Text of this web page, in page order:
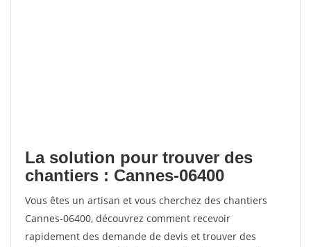
La solution pour trouver des
chantiers : Cannes-06400
Vous êtes un artisan et vous cherchez des chantiers
Cannes-06400, découvrez comment recevoir
rapidement des demande de devis et trouver des